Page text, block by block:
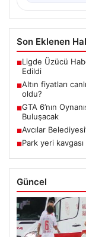
Son Eklenen
■Ligde Üzücü
Edildi
■Altın fiyatları
oldu?
■GTA 6’nın
Buluşacak
■Avcılar
■Park yeri
Güncel